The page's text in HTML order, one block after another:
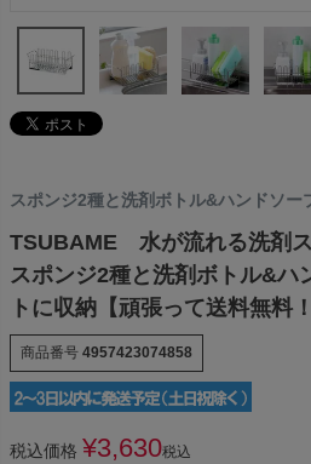
スポンジ2種と洗剤ボトル&ハンドソー
TSUBAME 水が流れる洗剤
スポンジ2種と洗剤ボトル&ハ
トに収納【頑張って送料無料！
商品番号 4957423074858
税込価格 ¥3,630税込